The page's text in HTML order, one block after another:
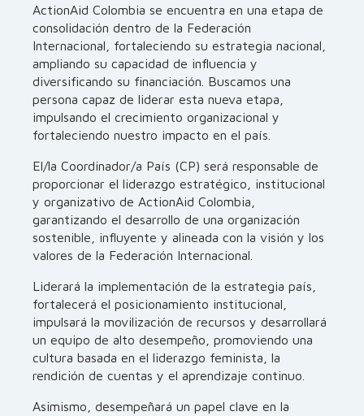
ActionAid Colombia se encuentra en una etapa de
consolidación dentro de la Federación
Internacional, fortaleciendo su estrategia nacional,
ampliando su capacidad de influencia y
diversificando su financiación. Buscamos una
persona capaz de liderar esta nueva etapa,
impulsando el crecimiento organizacional y
fortaleciendo nuestro impacto en el país.
El/la Coordinador/a País (CP) será responsable de
proporcionar el liderazgo estratégico, institucional
y organizativo de ActionAid Colombia,
garantizando el desarrollo de una organización
sostenible, influyente y alineada con la visión y los
valores de la Federación Internacional.
Liderará la implementación de la estrategia país,
fortalecerá el posicionamiento institucional,
impulsará la movilización de recursos y desarrollará
un equipo de alto desempeño, promoviendo una
cultura basada en el liderazgo feminista, la
rendición de cuentas y el aprendizaje continuo.
Asimismo, desempeñará un papel clave en la